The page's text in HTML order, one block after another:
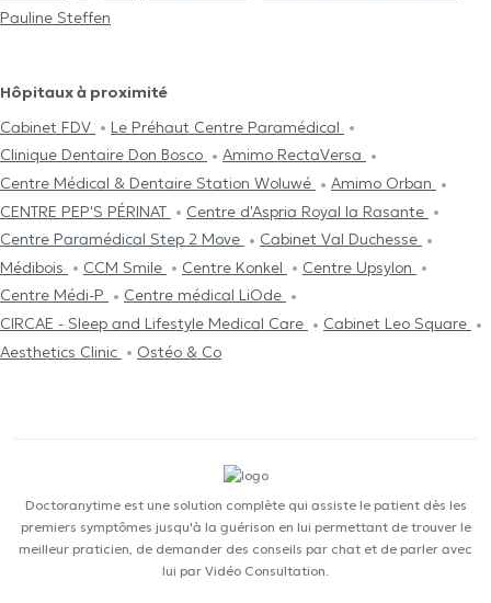
Pauline Steffen
Hôpitaux à proximité
Cabinet FDV
Le Préhaut Centre Paramédical
Clinique Dentaire Don Bosco
Amimo RectaVersa
Centre Médical & Dentaire Station Woluwé
Amimo Orban
CENTRE PEP'S PÉRINAT
Centre d'Aspria Royal la Rasante
Centre Paramédical Step 2 Move
Cabinet Val Duchesse
Médibois
CCM Smile Centre Konkel
Centre Upsylon
Centre Médi-P
Centre médical LiOde
CIRCAE - Sleep and Lifestyle Medical Care
Cabinet Leo Square
Aesthetics Clinic
Ostéo & Co
Doctoranytime est une solution complète qui assiste le patient dès les
premiers symptômes jusqu'à la guérison en lui permettant de trouver le
meilleur praticien, de demander des conseils par chat et de parler avec
lui par Vidéo Consultation.